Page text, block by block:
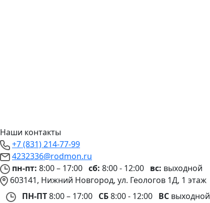
Наши контакты
+7 (831) 214-77-99
4232336@rodmon.ru
пн-пт: 8:00 – 17:00 сб: 8:00 - 12:00 вс: выходной
603141, Нижний Новгород, ул. Геологов 1Д, 1 этаж
ПН-ПТ8:00 – 17:00 СБ8:00 - 12:00 ВС выходной